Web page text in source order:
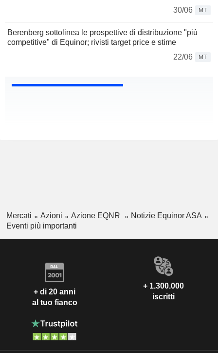
30/06
MT
Berenberg sottolinea le prospettive di distribuzione "più
competitive" di Equinor; rivisti target price e stime
22/06
MT
Mercati Azioni Azione EQNR
Notizie Equinor ASA
Eventi più importanti
+ di 20 anni
al tuo fianco
+ 1.300.000
iscritti